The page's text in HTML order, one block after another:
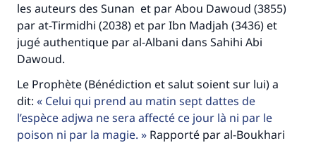
les auteurs des Sunan et par Abou Dawoud (3855)
par at-Tirmidhi (2038) et par Ibn Madjah (3436) et
jugé authentique par al-Albani dans Sahihi Abi
Dawoud.
Le Prophète (Bénédiction et salut soient sur lui) a
dit:
Celui qui prend au matin sept dattes de
l’espèce adjwa ne sera affecté ce jour là ni par le
poison ni par la magie.
Rapporté par al-Boukhari